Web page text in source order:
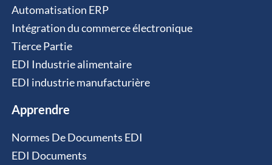
Automatisation ERP
Intégration du commerce électronique
Tierce Partie
EDI Industrie alimentaire
EDI industrie manufacturière
Apprendre
Normes De Documents EDI
EDI Documents